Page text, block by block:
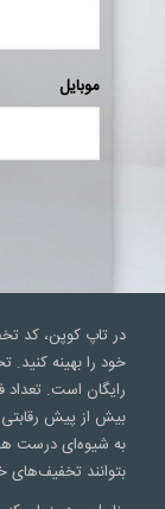
موبایل
در تاپ کوپن، کد
خود را بهینه کنید.
رایگان است.
بیش از پیش
به شیوه‌ای درست
بتوانند تخفیف‌های